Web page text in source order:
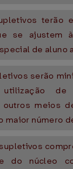
terão
se ajustem
de aluno
serão
de
outros meios
maior número
do núcleo